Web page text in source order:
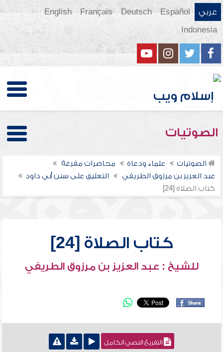
عربي Español
Deutsch
Français
English
Indonesia
الصوتيات
الصوتيات علماء ودعاة
محاضرات مفرغة
عبد العزيز بن مرزوق الطريفي
التعليق على سنن أبي داود
كتاب الصلاة [24]
كتاب الصلاة [24]
للشيخ : عبد العزيز بن مرزوق الطريفي
التفريغ النصي الكامل